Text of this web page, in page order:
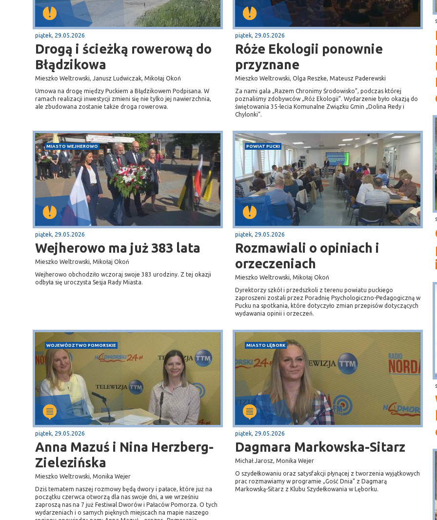
piątek, 29.05.2026
Drogą i ścieżką rowerową do
Błądzikowa
Mieszko Weltrowski, Janusz Ludwiczak, Mikołaj Okoń
Umowa na drogę między Puckiem a Błądzikowem Podpisana. W
ramach realizacji inwestycji zmieni się nie tylko jej nawierzchnia,
ale zbudowana zostanie także droga rowerowa.
piątek, 29.05.2026
Róże Ekologii ponownie
przyznane
Mieszko Weltrowski, Olga Reszke, Mateusz Paderewski
Za nami gala „Razem Chronimy Środowisko”, podczas której
poznaliśmy zdobywców „Róż Ekologii”. Wydarzenie było okazją do
świętowania 35-lecia Komunalne Związku Gmin „Dolina Redy i
Chylonki”.
MIASTO WEJHEROWO
piątek, 29.05.2026
Wejherowo ma już 383 lata
Mieszko Weltrowski, Mikołaj Okoń
Wejherowo obchodziło wczoraj swoje 383 urodziny. Z tej okazji
odbyła się uroczysta Sesja Rady Miasta.
POWIAT PUCKI
piątek, 29.05.2026
Rozmawiali o opiniach i
orzeczeniach
Mieszko Weltrowski, Mikołaj Okoń
Dyrektorzy szkół i przedszkoli z terenu powiatu puckiego
zaproszeni zostali przez Poradnię Psychologiczno-Pedagogiczną w
Pucku na spotkania, które dotyczyło zmian przepisów dotyczących
wydawania opinii i orzeczeń.
WOJEWÓDZTWO POMORSKIE
piątek, 29.05.2026
Anna Mazuś i Nina Herzberg-
Zielezińska
Mieszko Weltrowski, Monika Wejer
Dziś tematem naszej rozmowy będą dwory i pałace, które już na
początku czerwca otworzą dla nas swoje dni, a we wrześniu
zaproszą nas na 7 już Festiwal Dworów i Pałaców Pomorza. O tych
wydarzeniach i o samych pięknych miejscach na mapie naszego
MIASTO LĘBORK
piątek, 29.05.2026
Dagmara Markowska-Sitarz
Michał Jarosz, Monika Wejer
O szydełkowaniu oraz satysfakcji płynącej z tworzenia wyjątkowych
prac rozmawiamy w programie „Gość Dnia” z Dagmarą
Markowską-Sitarz z Klubu Szydełkowania w Lęborku.